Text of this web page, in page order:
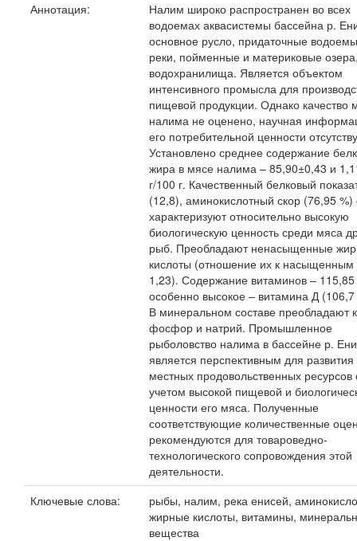
Аннотация:
Налим широко распространен во всех
водоемах аквасистемы бассейна р.
основное русло, придаточные
реки, пойменные и материковые
водохранилища. Является объектом
интенсивного промысла для
пищевой продукции. Однако качество
налима не оценено, научная
его потребительной ценности
Установлено среднее содержание
жира в мясе налима – 85,90±0,43 и
г/100 г. Качественный белковый
(12,8), аминокислотный скор (76,95 %)
характеризуют относительно высокую
биологическую ценность среди мяса
рыб. Преобладают ненасыщенные
кислоты (отношение их к насыщенным
1,23). Содержание витаминов – 115,85
особенно высокое – витамина Д (106,7
В минеральном составе преобладают
фосфор и натрий. Промышленное
рыболовство налима в бассейне р.
является перспективным для развития
местных продовольственных ресурсов
учетом высокой пищевой и
ценности его мяса. Полученные
соответствующие количественные
рекомендуются для товароведно-
технологического сопровождения этой
деятельности.
Ключевые слова:
рыбы, налим, река енисей,
жирные кислоты, витамины,
вещества